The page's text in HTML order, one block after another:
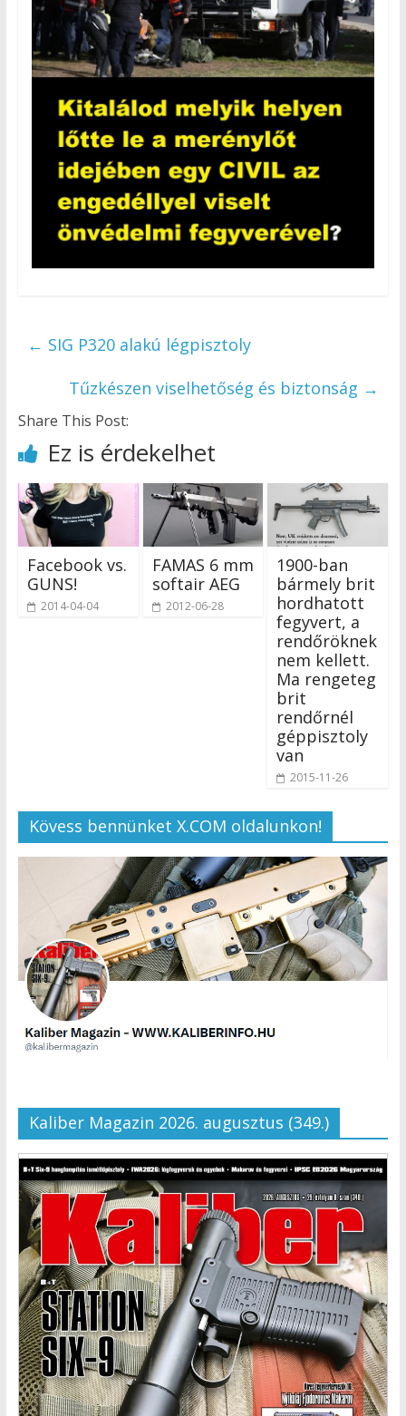
← SIG P320 alakú légpisztoly
Tűzkészen viselhetőség és biztonság →
Share This Post:
Ez is érdekelhet
Facebook vs.
GUNS!
2014-04-04
FAMAS 6 mm
softair AEG
2012-06-28
1900-ban
bármely brit
hordhatott
fegyvert, a
rendőröknek
nem kellett.
Ma rengeteg
brit
rendőrnél
géppisztoly
van
2015-11-26
Kövess bennünket X.COM oldalunkon!
Kaliber Magazin 2026. augusztus (349.)